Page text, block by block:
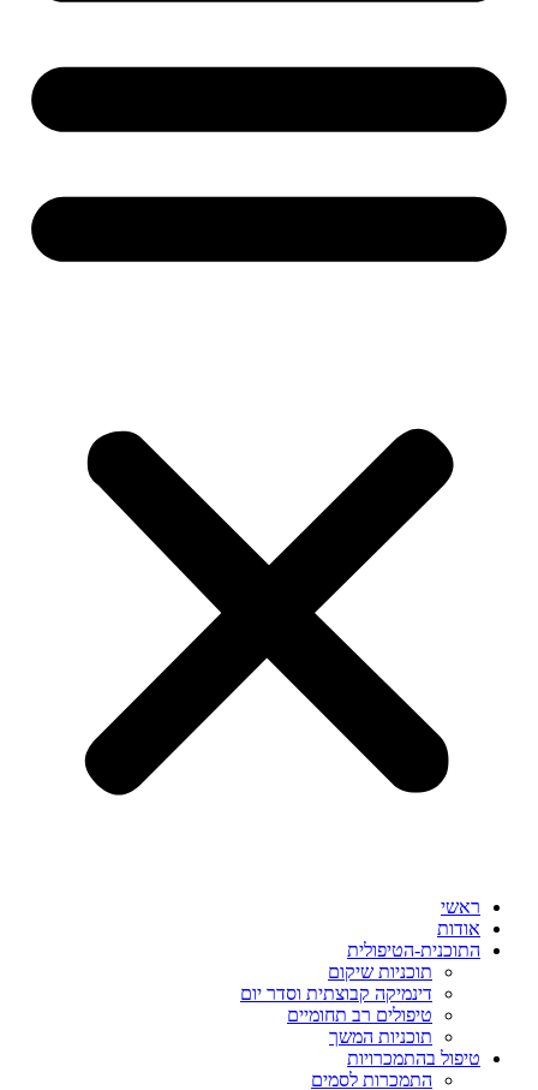
ראשי
אודות
התוכנית-הטיפולית
תוכניות שיקום
דינמיקה קבוצתית וסדר יום
טיפולים רב תחומיים
תוכניות המשך
טיפול בהתמכרויות
התמכרות לסמים